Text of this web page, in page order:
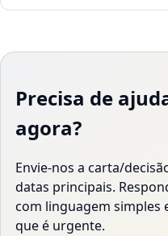
Precisa de
agora?
Envie-nos a carta/
datas principais.
com linguagem simples
que é urgente.